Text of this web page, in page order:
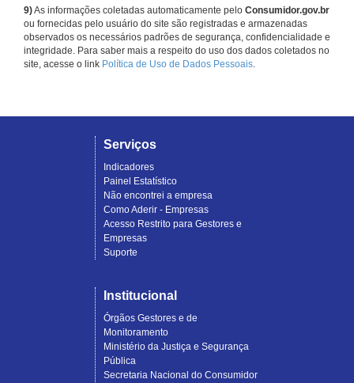
9)As informações coletadas automaticamente pelo Consumidor.gov.br
ou fornecidas pelo usuário do site são registradas e armazenadas
observados os necessários padrões de segurança, confidencialidade e
integridade. Para saber mais a respeito do uso dos dados coletados no
site, acesse o link Política de Uso de Dados Pessoais.
Serviços
Indicadores
Painel Estatístico
Não encontrei a empresa
Como Aderir - Empresas
Acesso Restrito para Gestores e
Empresas
Suporte
Institucional
Órgãos Gestores e de
Monitoramento
Ministério da Justiça e Segurança
Pública
Secretaria Nacional do Consumidor